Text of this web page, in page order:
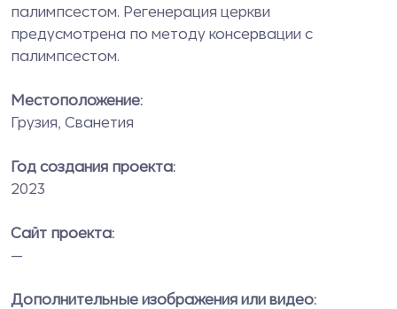
палимпсестом. Регенерация церкви
предусмотрена по методу консервации с
палимпсестом.
Местоположение:
Грузия, Сванетия
Год создания проекта:
2023
Сайт проекта:
—
Дополнительные изображения или видео: